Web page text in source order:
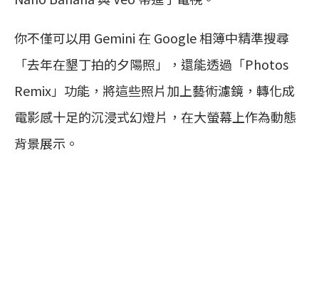
你不僅可以用 Gemini 在 Google 相簿中精準搜尋
「去年在墾丁拍的夕陽照」，還能透過「Photos
Remix」功能，將這些照片加上藝術濾鏡，轉化成
電影感十足的沉浸式幻燈片，在大螢幕上作為動態
背景展示。